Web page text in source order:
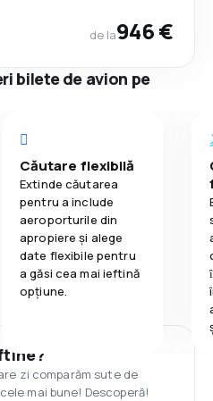
de la946 €
bilete de avion pe
Căutare flexibilă
Extinde căutarea
pentru a include
aeroporturile din
apropiere și alege
date flexibile pentru
a găsi cea mai ieftină
opțiune.
zi comparăm sute de
mai bune! Descoperă!